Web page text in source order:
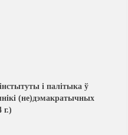
і палітыка ў
(не)дэмакратычных
г.)